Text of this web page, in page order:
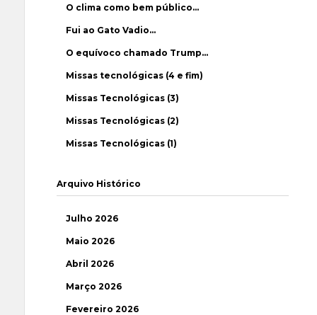
O clima como bem público…
Fui ao Gato Vadio…
O equívoco chamado Trump…
Missas tecnológicas (4 e fim)
Missas Tecnológicas (3)
Missas Tecnológicas (2)
Missas Tecnológicas (1)
Arquivo Histórico
Julho 2026
Maio 2026
Abril 2026
Março 2026
Fevereiro 2026